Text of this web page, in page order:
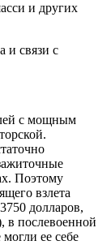
и других
с мощным
Поэтому
взлета
долларов,
в послевоенной
ее себе